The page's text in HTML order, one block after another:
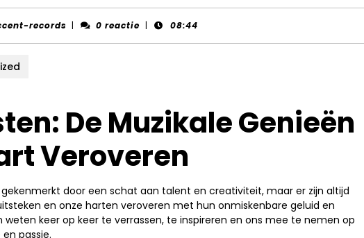
records accent-
| 0 reactie | 08:44
De Muzikale Genieën
Veroveren
door een schat aan talent en creativiteit, maar er zijn altijd
en onze harten veroveren met hun onmiskenbare geluid en
keer op keer te verrassen, te inspireren en ons mee te nemen op
passie.